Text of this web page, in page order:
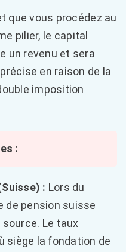
que vous procédez au
pilier, le capital
un revenu et sera
en raison de la
imposition
:
: Lors du
de pension suisse
Le taux
siège la fondation de